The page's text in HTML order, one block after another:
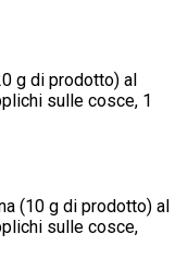
g di prodotto) al
sulle cosce, 1
(10 g di prodotto) al
sulle cosce,